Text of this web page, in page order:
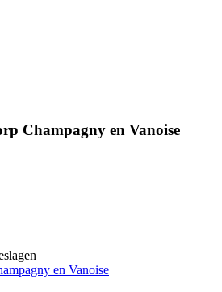
Champagny en Vanoise
en Vanoise